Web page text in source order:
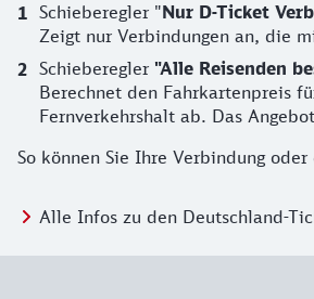
Schieberegler "Nur D-Ticket
Zeigt nur Verbindungen an, die
Schieberegler "Alle Reisenden
Berechnet den Fahrkartenpreis
Fernverkehrshalt ab. Das
So können Sie Ihre Verbindung
Alle Infos zu den Deutschland-